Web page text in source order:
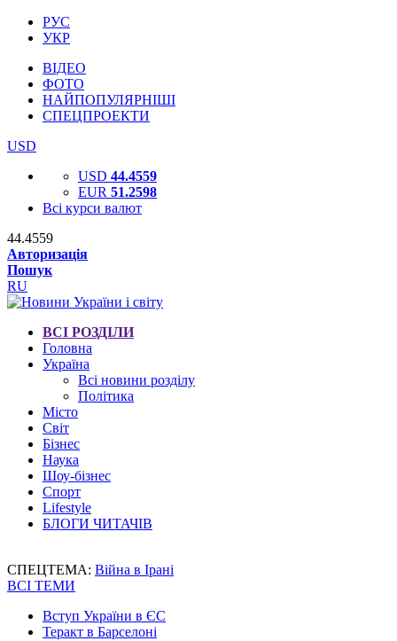
РУС
УКР
ВІДЕО
ФОТО
НАЙПОПУЛЯРНІШІ
СПЕЦПРОЕКТИ
USD
USD 44.4559
EUR 51.2598
Всі курси валют
44.4559
Авторизація
Пошук
RU
ВСІ РОЗДІЛИ
Головна
Україна
Всі новини розділу
Політика
Місто
Світ
Бізнес
Наука
Шоу-бізнес
Спорт
Lifestyle
БЛОГИ ЧИТАЧІВ
СПЕЦТЕМА: Війна в Ірані
ВСІ ТЕМИ
Вступ України в ЄС
Теракт в Барселоні